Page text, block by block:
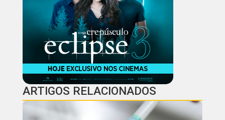
ARTIGOS RELACIONADOS